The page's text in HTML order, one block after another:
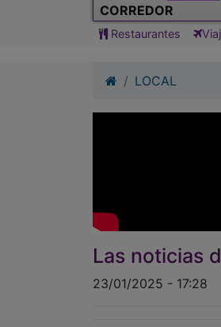
CORREDOR
Restaurantes
LOCAL
Las noticias
23/01/2025 - 17:28